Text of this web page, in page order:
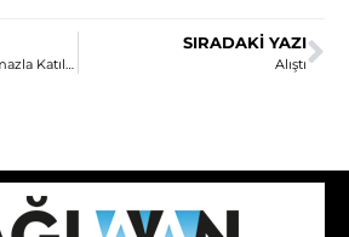
Kâinat Senfonisine Namazla Katılmak
SIRADAKI YAZI
Alıştı